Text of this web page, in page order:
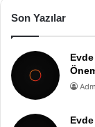
Son Yazılar